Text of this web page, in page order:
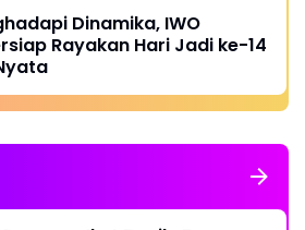
Dinamika, IWO
Rayakan Hari Jadi ke-14